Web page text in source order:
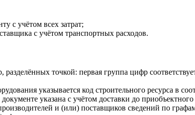
с учётом всех затрат;
с учётом транспортных расходов.
точкой: первая группа цифр
указывается код строительного ресурса в
указана с учётом доставки до
и (или) поставщиков сведений по